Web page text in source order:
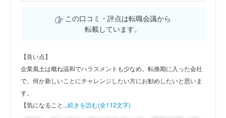
この口コミ・評点は転職会議から
転載しています。
【良い点】
企業風土は概ね温和でハラスメントも少なめ。転換期に入った会社
で、何か新しいことにチャレンジしたい方にお勧めしたいと思いま
す。
【気になること...続きを読む(全112文字)